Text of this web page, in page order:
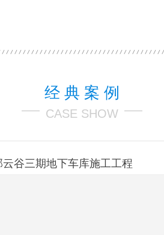
经 典 案 例
CASE SHOW
云谷三期地下车库施工工程